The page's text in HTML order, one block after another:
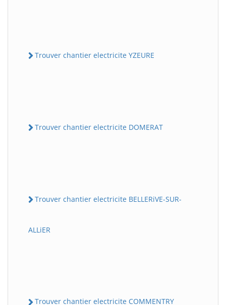
Trouver chantier electricite YZEURE
Trouver chantier electricite DOMERAT
Trouver chantier electricite BELLERiVE-SUR-
ALLiER
Trouver chantier electricite COMMENTRY